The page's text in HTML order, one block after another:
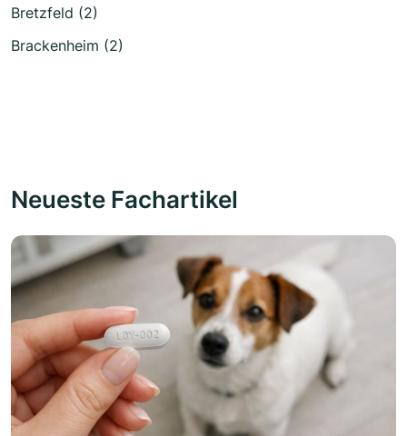
Bretzfeld (2)
Brackenheim (2)
Neueste Fachartikel